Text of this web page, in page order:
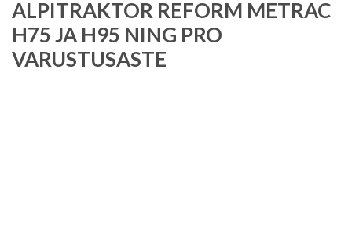
ALPITRAKTOR REFORM METRAC
H75 JA H95 NING PRO
VARUSTUSASTE